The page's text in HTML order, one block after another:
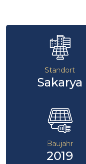
Standort
Sakarya
Baujahr
2019